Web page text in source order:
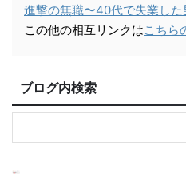
進撃の無職〜40代で失業した
この他の相互リンクはこちら
ブログ内検索